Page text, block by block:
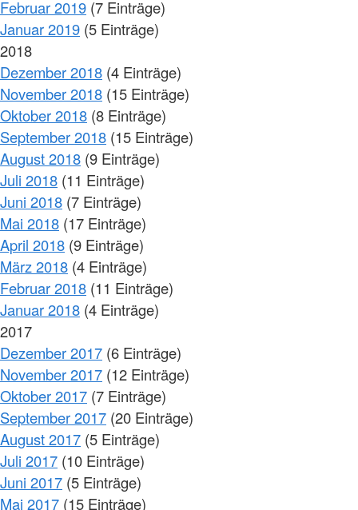
Februar 2019 (7 Einträge)
Januar 2019 (5 Einträge)
2018
Dezember 2018 (4 Einträge)
November 2018 (15 Einträge)
Oktober 2018 (8 Einträge)
September 2018 (15 Einträge)
August 2018 (9 Einträge)
Juli 2018 (11 Einträge)
Juni 2018 (7 Einträge)
Mai 2018 (17 Einträge)
April 2018 (9 Einträge)
März 2018 (4 Einträge)
Februar 2018 (11 Einträge)
Januar 2018 (4 Einträge)
2017
Dezember 2017 (6 Einträge)
November 2017 (12 Einträge)
Oktober 2017 (7 Einträge)
September 2017 (20 Einträge)
August 2017 (5 Einträge)
Juli 2017 (10 Einträge)
Juni 2017 (5 Einträge)
Mai 2017 (15 Einträge)